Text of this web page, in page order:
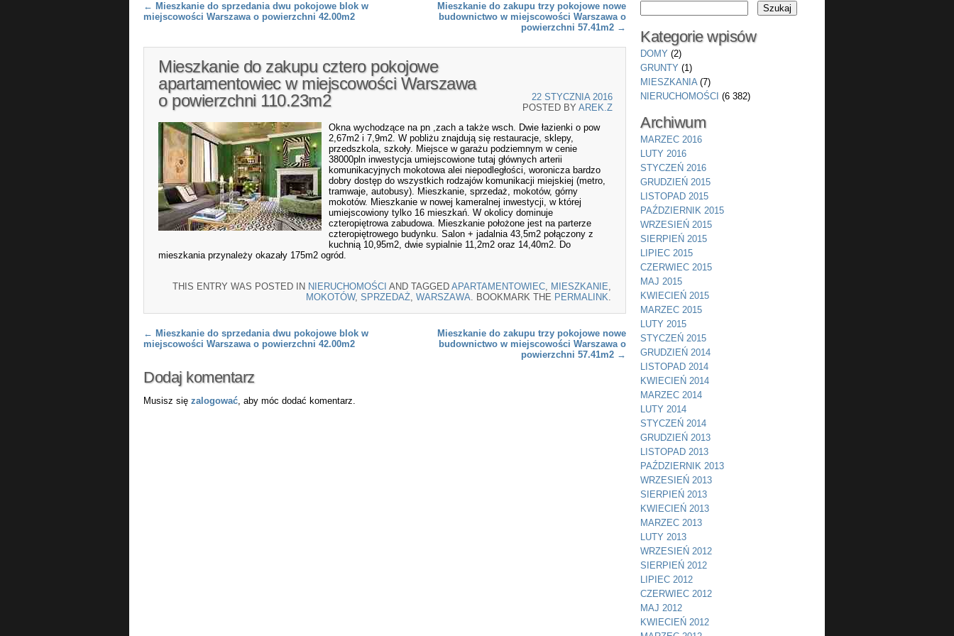
Post navigation
← Mieszkanie do sprzedania dwu pokojowe blok w
miejscowości Warszawa o powierzchni 42.00m2
Mieszkanie do zakupu trzy pokojowe nowe
budownictwo w miejscowości Warszawa o
powierzchni 57.41m2 →
Mieszkanie do zakupu cztero pokojowe
apartamentowiec w miejscowości Warszawa
o powierzchni 110.23m2
22 STYCZNIA 2016
POSTED BY AREK.Z
Okna wychodzące na pn ,zach a także wsch. Dwie łazienki o pow
2,67m2 i 7,9m2. W pobliżu znajdują się restauracje, sklepy,
przedszkola, szkoły. Miejsce w garażu podziemnym w cenie
38000pln inwestycja umiejscowione tutaj głównych arterii
komunikacyjnych mokotowa alei niepodległości, woronicza bardzo
dobry dostęp do wszystkich rodzajów komunikacji miejskiej (metro,
tramwaje, autobusy). Mieszkanie, sprzedaż, mokotów, górny
mokotów. Mieszkanie w nowej kameralnej inwestycji, w której
umiejscowiony tylko 16 mieszkań. W okolicy dominuje
czteropiętrowa zabudowa. Mieszkanie położone jest na parterze
czteropiętrowego budynku. Salon + jadalnia 43,5m2 połączony z
kuchnią 10,95m2, dwie sypialnie 11,2m2 oraz 14,40m2. Do
mieszkania przynależy okazały 175m2 ogród.
THIS ENTRY WAS POSTED IN NIERUCHOMOŚCI AND TAGGED APARTAMENTOWIEC MIESZKANIE
MOKOTÓW, SPRZEDAŻ WARSZAWA . BOOKMARK THE PERMALINK
Post navigation
← Mieszkanie do sprzedania dwu pokojowe blok w
miejscowości Warszawa o powierzchni 42.00m2
Mieszkanie do zakupu trzy pokojowe nowe
budownictwo w miejscowości Warszawa o
powierzchni 57.41m2 →
Dodaj komentarz
Musisz się zalogować, aby móc dodać komentarz.
Kategorie wpisów
DOMY (2)
GRUNTY (1)
MIESZKANIA(7)
NIERUCHOMOŚCI (6 382)
Archiwum
MARZEC 2016
LUTY 2016
STYCZEŃ 2016
GRUDZIEŃ 2015
LISTOPAD 2015
PAŹDZIERNIK 2015
WRZESIEŃ 2015
SIERPIEŃ 2015
LIPIEC 2015
CZERWIEC 2015
MAJ 2015
KWIECIEŃ 2015
MARZEC 2015
LUTY 2015
STYCZEŃ 2015
GRUDZIEŃ 2014
LISTOPAD 2014
KWIECIEŃ 2014
MARZEC 2014
LUTY 2014
STYCZEŃ 2014
GRUDZIEŃ 2013
LISTOPAD 2013
PAŹDZIERNIK 2013
WRZESIEŃ 2013
SIERPIEŃ 2013
KWIECIEŃ 2013
MARZEC 2013
LUTY 2013
WRZESIEŃ 2012
SIERPIEŃ 2012
LIPIEC 2012
CZERWIEC 2012
MAJ 2012
KWIECIEŃ 2012